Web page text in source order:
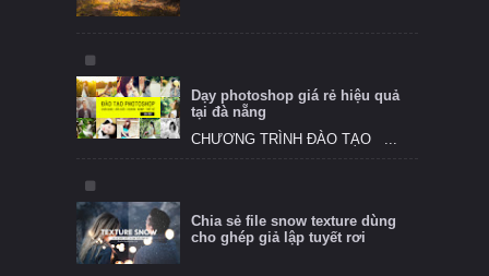
Dạy photoshop giá rẻ hiệu quả
tại đà nẵng
CHƯƠNG TRÌNH ĐÀO TẠO ...
Chia sẻ file snow texture dùng
cho ghép giả lập tuyết rơi